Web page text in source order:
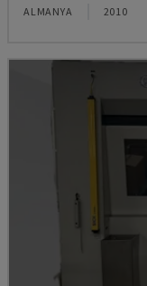
ALMANYA 2010